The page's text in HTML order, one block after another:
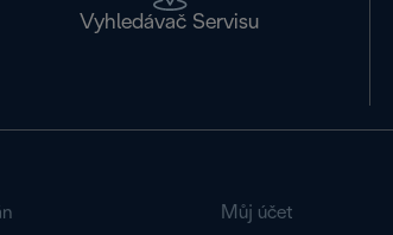
Vyhledávač Servisu
Můj účet